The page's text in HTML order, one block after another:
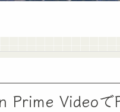
Prime Videoで